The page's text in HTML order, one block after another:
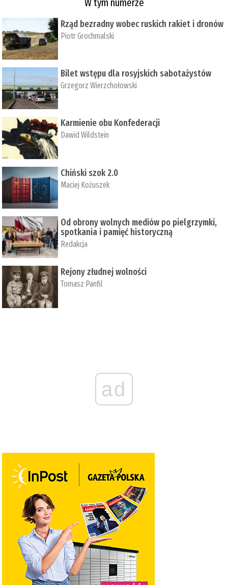
Rząd bezradny wobec ruskich rakiet i dronów
Piotr Grochmalski
Bilet wstępu dla rosyjskich sabotażystów
Grzegorz Wierzchołowski
Karmienie obu Konfederacji
Dawid Wildstein
Chiński szok 2.0
Maciej Kożuszek
Od obrony wolnych mediów po pielgrzymki,
spotkania i pamięć historyczną
Redakcja
Rejony złudnej wolności
Tomasz Panfil
ad